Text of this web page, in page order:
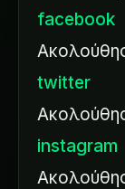
facebook
twitter
instagram